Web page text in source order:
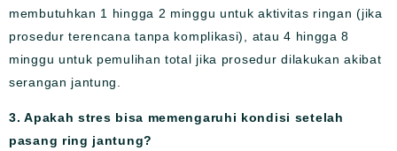
membutuhkan 1 hingga 2 minggu untuk aktivitas ringan (jika
prosedur terencana tanpa komplikasi), atau 4 hingga 8
minggu untuk pemulihan total jika prosedur dilakukan akibat
serangan jantung.
3. Apakah stres bisa memengaruhi kondisi setelah
pasang ring jantung?